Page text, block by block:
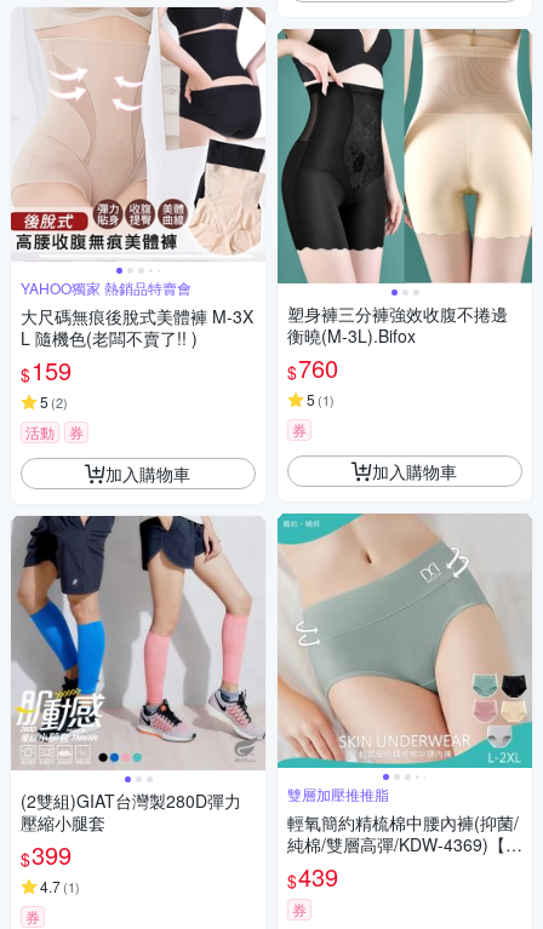
YAHOO獨家 熱銷品特賣會
大尺碼無痕後脫式美體褲 M-3X
L 隨機色(老闆不賣了!! )
$159
5 (2)
活動 券
加入購物車
(2雙組)GIAT台灣製280D彈力
壓縮小腿套
$399
4.7(1)
券
塑身褲三分褲強效收腹不捲邊
衡曉(M-3L).Bifox
$760
5 (1)
券
加入購物車
雙層加壓推推脂
輕氧簡約精梳棉中腰內褲(抑菌/
純棉/雙層高彈/KDW-4369)【KI
SSDIAMOND】
$439
券